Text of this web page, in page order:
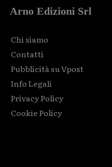
Arno Edizioni Srl
Chi siamo
Contatti
Pubblicità su Vpost
Info Legali
Privacy Policy
Cookie Policy